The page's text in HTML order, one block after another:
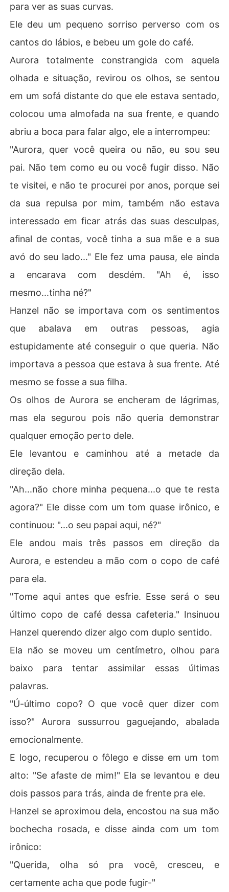
para ver as suas curvas.
Ele deu um pequeno sorriso perverso com os
cantos do lábios, e bebeu um gole do café.
Aurora totalmente constrangida com aquela
olhada e situação, revirou os olhos, se sentou
em um sofá distante do que ele estava sentado,
colocou uma almofada na sua frente, e quando
abriu a boca para falar algo, ele a interrompeu:
"Aurora, quer você queira ou não, eu sou seu
pai. Não tem como eu ou você fugir disso. Não
te visitei, e não te procurei por anos, porque sei
da sua repulsa por mim, também não estava
interessado em ficar atrás das suas desculpas,
afinal de contas, você tinha a sua mãe e a sua
avó do seu lado..." Ele fez uma pausa, ele ainda
a encarava com desdém. "Ah é, isso
mesmo...tinha né?"
Hanzel não se importava com os sentimentos
que abalava em outras pessoas, agia
estupidamente até conseguir o que queria. Não
importava a pessoa que estava à sua frente. Até
mesmo se fosse a sua filha.
Os olhos de Aurora se encheram de lágrimas,
mas ela segurou pois não queria demonstrar
qualquer emoção perto dele.
Ele levantou e caminhou até a metade da
direção dela.
"Ah...não chore minha pequena...o que te resta
agora?" Ele disse com um tom quase irônico, e
continuou: "...o seu papai aqui, né?"
Ele andou mais três passos em direção da
Aurora, e estendeu a mão com o copo de café
para ela.
"Tome aqui antes que esfrie. Esse será o seu
último copo de café dessa cafeteria." Insinuou
Hanzel querendo dizer algo com duplo sentido.
Ela não se moveu um centímetro, olhou para
baixo para tentar assimilar essas últimas
palavras.
"Ú-último copo? O que você quer dizer com
isso?" Aurora sussurrou gaguejando, abalada
emocionalmente.
E logo, recuperou o fôlego e disse em um tom
alto: "Se afaste de mim!" Ela se levantou e deu
dois passos para trás, ainda de frente pra ele.
Hanzel se aproximou dela, encostou na sua mão
bochecha rosada, e disse ainda com um tom
irônico:
"Querida, olha só pra você, cresceu, e
certamente acha que pode fugir-"